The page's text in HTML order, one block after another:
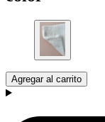
Agregar al carrito